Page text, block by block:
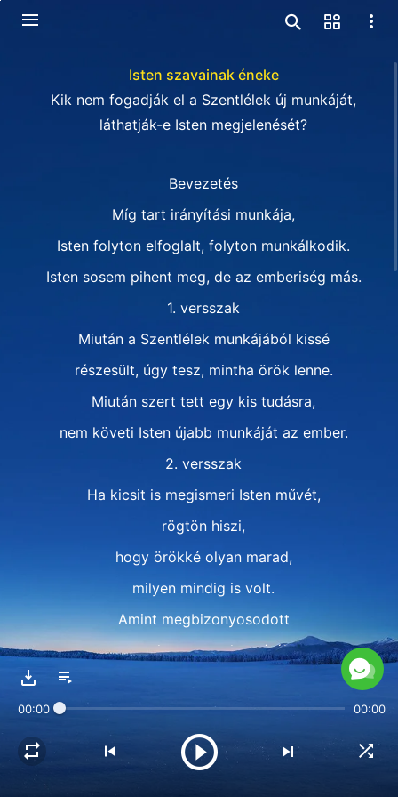
Isten szavainak éneke
Kik nem fogadják el a Szentlélek új munkáját,
láthatják-e Isten megjelenését?
Bevezetés
Míg tart irányítási munkája,
Isten folyton elfoglalt, folyton munkálkodik.
Isten sosem pihent meg, de az emberiség más.
1. versszak
Miután a Szentlélek munkájából kissé
részesült, úgy tesz, mintha örök lenne.
Miután szert tett egy kis tudásra,
nem követi Isten újabb munkáját az ember.
2. versszak
Ha kicsit is megismeri Isten művét,
rögtön hiszi,
hogy örökké olyan marad,
milyen mindig is volt.
Amint megbizonyosodott
a munka egy szakaszáról,
az ember képtelen elfogadni az újabb szakaszát.
Elő-refrén
Nem fogad el új munkát.
Túl konzervatív ő.
00:00 00:00